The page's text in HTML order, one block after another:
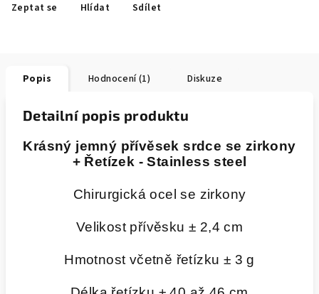
Zeptat se Hlídat Sdílet
Popis Hodnocení (1) Diskuze
Detailní popis produktu
Krásný jemný přívěsek srdce se zirkony
+ Řetízek - Stainless steel
Chirurgická ocel se zirkony
Velikost přívěsku ± 2,4 cm
Hmotnost včetně řetízku ± 3 g